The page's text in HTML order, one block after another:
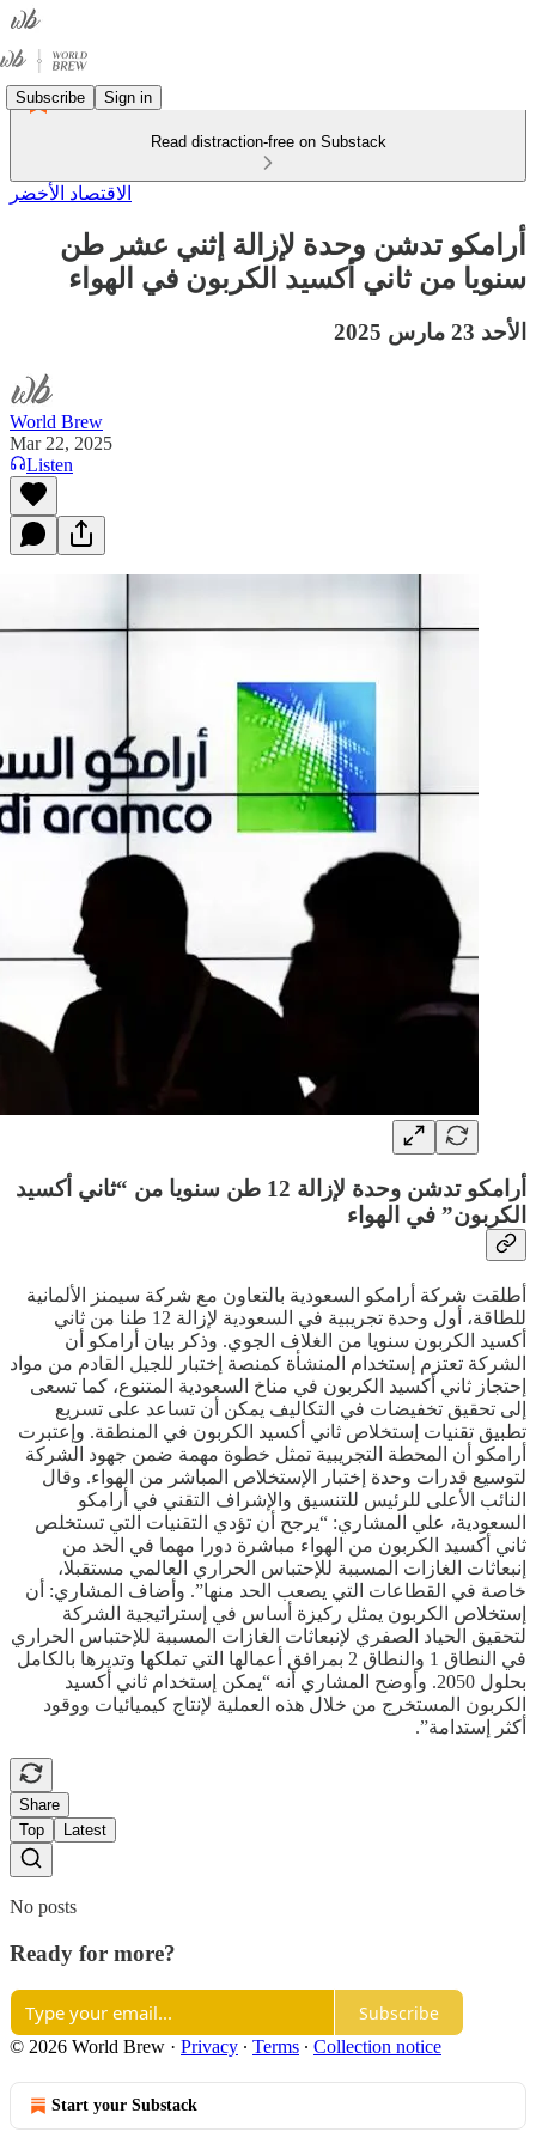
Subscribe Sign in
Read distraction-free on Substack
الاقتصاد الأخضر
أرامكو تدشن وحدة لإزالة إثني عشر طن
سنويا من ثاني أكسيد الكربون في الهواء
الأحد 23 مارس 2025
World Brew
Mar 22, 2025
Listen
أرامكو تدشن وحدة لإزالة 12 طن سنويا من “ثاني أكسيد
الكربون” في الهواء
أطلقت شركة أرامكو السعودية بالتعاون مع شركة سيمنز الألمانية
للطاقة، أول وحدة تجريبية في السعودية لإزالة 12 طنا من ثاني
أكسيد الكربون سنويا من الغلاف الجوي. وذكر بيان أرامكو أن
الشركة تعتزم إستخدام المنشأة كمنصة إختبار للجيل القادم من مواد
إحتجاز ثاني أكسيد الكربون في مناخ السعودية المتنوع، كما تسعى
إلى تحقيق تخفيضات في التكاليف يمكن أن تساعد على تسريع
تطبيق تقنيات إستخلاص ثاني أكسيد الكربون في المنطقة. وإعتبرت
أرامكو أن المحطة التجريبية تمثل خطوة مهمة ضمن جهود الشركة
لتوسيع قدرات وحدة إختبار الإستخلاص المباشر من الهواء. وقال
النائب الأعلى للرئيس للتنسيق والإشراف التقني في أرامكو
السعودية، علي المشاري: “يرجح أن تؤدي التقنيات التي تستخلص
ثاني أكسيد الكربون من الهواء مباشرة دورا مهما في الحد من
إنبعاثات الغازات المسببة للإحتباس الحراري العالمي مستقبلا،
خاصة في القطاعات التي يصعب الحد منها”. وأضاف المشاري: أن
إستخلاص الكربون يمثل ركيزة أساس في إستراتيجية الشركة
لتحقيق الحياد الصفري لإنبعاثات الغازات المسببة للإحتباس الحراري
في النطاق 1 والنطاق 2 بمرافق أعمالها التي تملكها وتديرها بالكامل
بحلول 2050. وأوضح المشاري أنه “يمكن إستخدام ثاني أكسيد
الكربون المستخرج من خلال هذه العملية لإنتاج كيميائيات ووقود
أكثر إستدامة”.
Share
Top
Latest
No posts
Ready for more?
Subscribe
© 2026 World Brew · Privacy ∙ Terms ∙ Collection notice
Start your Substack